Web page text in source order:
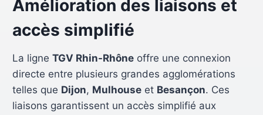
Amélioration des liaisons et
accès simplifié
La ligne TGV Rhin-Rhôneoffre une connexion
directe entre plusieurs grandes agglomérations
telles que Dijon, Mulhouseet Besançon. Ces
liaisons garantissent un accès simplifié aux